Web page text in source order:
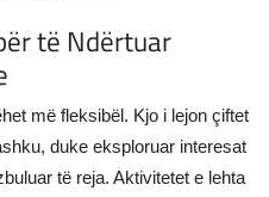
të Ndërtuar
më fleksibël. Kjo i lejon çiftet
duke eksploruar interesat
të reja. Aktivitetet e lehta